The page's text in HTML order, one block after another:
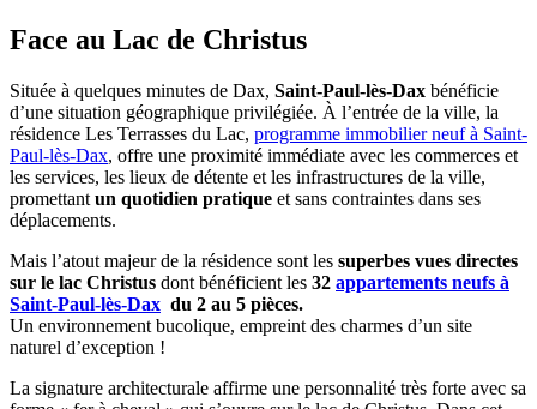
Face au Lac de Christus
Située à quelques minutes de Dax, Saint-Paul-lès-Dax bénéficie
d’une situation géographique privilégiée. À l’entrée de la ville, la
résidence Les Terrasses du Lac, programme immobilier neuf à Saint-
Paul-lès-Dax, offre une proximité immédiate avec les commerces et
les services, les lieux de détente et les infrastructures de la ville,
promettant un quotidien pratique et sans contraintes dans ses
déplacements.
Mais l’atout majeur de la résidence sont les superbes vues directes
sur le lac Christus dont bénéficient les 32 appartements neufs à
Saint-Paul-lès-Dax du 2 au 5 pièces.
Un environnement bucolique, empreint des charmes d’un site
naturel d’exception !
La signature architecturale affirme une personnalité très forte avec sa